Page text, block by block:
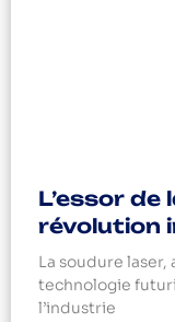
L’essor de
révolution
La soudure
technologie
l’industrie